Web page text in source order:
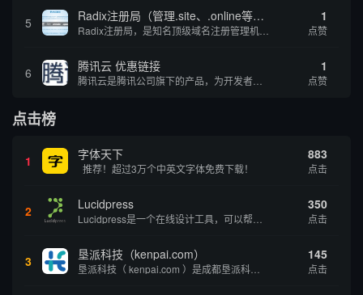
5 Radix注册局（管理.site、.online等顶级域名） 1
点赞
6 腾讯云 优惠链接 1
点赞
点击榜
1 字体天下
推荐！超过3万个中英文字体免费下载！
883
点击
2 Lucidpress 350
点击
3 垦派科技（kenpai.com） 145
点击